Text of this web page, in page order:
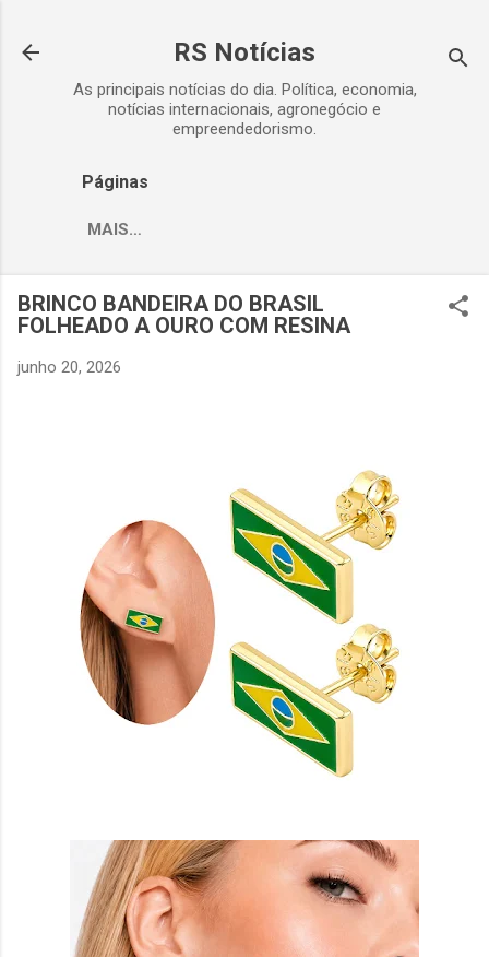
RS Notícias
As principais notícias do dia. Política, economia,
notícias internacionais, agronegócio e
empreendedorismo.
Páginas
MAIS…
BRINCO BANDEIRA DO BRASIL
FOLHEADO A OURO COM RESINA
junho 20, 2026